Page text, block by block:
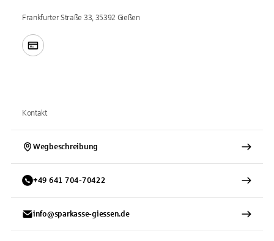
Frankfurter Straße 33, 35392 Gießen
Kontakt
Wegbeschreibung
+49 641 704-70422
info@sparkasse-giessen.de